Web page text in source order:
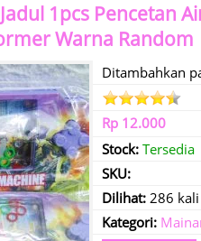
1pcs Pencetan
Warna Random
Ditambahkan
Rp 12.000
Stock: Tersedia
SKU:
Dilihat: 286 kali
Kategori: